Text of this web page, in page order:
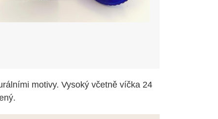
motivy. Vysoký včetně víčka 24